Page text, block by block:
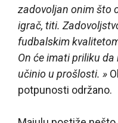
zadovoljan onim što
igrač, titi.
fudbalskim
On će imati priliku
učinio u prošlosti. »
potpunosti održano.